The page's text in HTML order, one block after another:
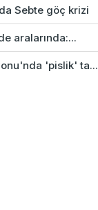
Sebte göç krizi
aralarında:...
'pislik' ta...